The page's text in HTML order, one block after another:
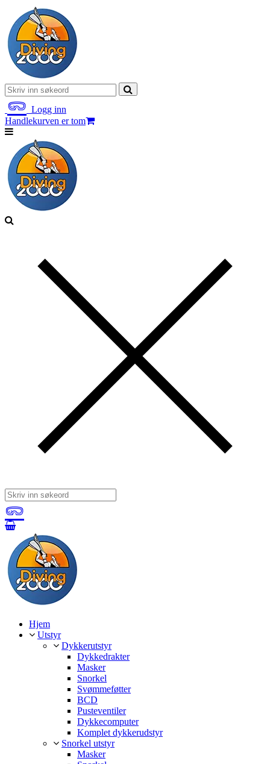
Logg inn
Handlekurven er tom
Hjem
Utstyr
Dykkerutstyr
Dykkedrakter
Masker
Snorkel
Svømmeføtter
BCD
Pusteventiler
Dykkecomputer
Komplet dykkerudstyr
Snorkel utstyr
Masker